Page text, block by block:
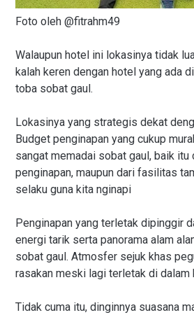
Foto oleh @fitrahm49
Walaupun hotel ini lokasinya tidak
kalah keren dengan hotel yang ada
toba sobat gaul.
Lokasinya yang strategis dekat
Budget penginapan yang cukup
sangat memadai sobat gaul, baik
penginapan, maupun dari fasilitas
selaku guna kita nginapi
Penginapan yang terletak dipinggir
energi tarik serta panorama alam
sobat gaul. Atmosfer sejuk khas
rasakan meski lagi terletak di dalam
Tidak cuma itu, dinginnya suasana